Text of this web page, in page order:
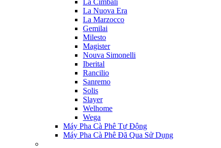
La Cimbali
La Nuova Era
La Marzocco
Gemilai
Milesto
Magister
Nouva Simonelli
Iberital
Rancilio
Sanremo
Solis
Slayer
Welhome
Wega
Máy Pha Cà Phê Tự Động
Máy Pha Cà Phê Đã Qua Sử Dụng